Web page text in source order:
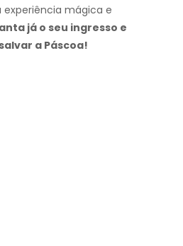
experiência mágica e
já o seu ingresso e
a Páscoa!